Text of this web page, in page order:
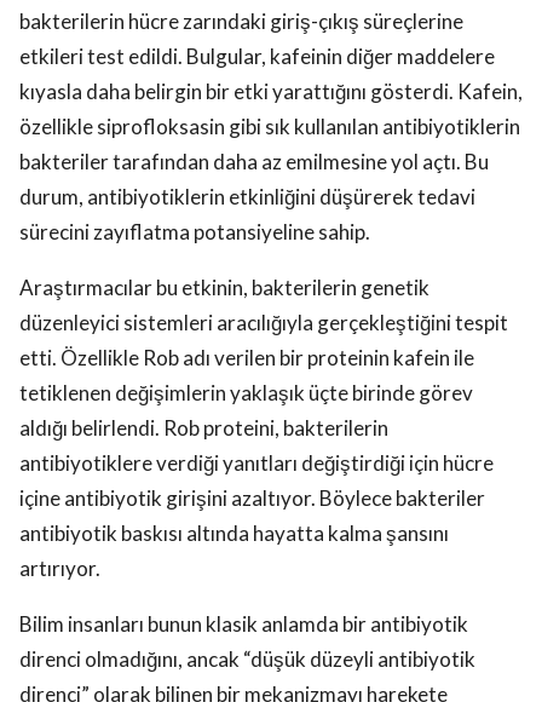
bakterilerin hücre zarındaki giriş-çıkış süreçlerine
etkileri test edildi. Bulgular, kafeinin diğer maddelere
kıyasla daha belirgin bir etki yarattığını gösterdi. Kafein,
özellikle siprofloksasin gibi sık kullanılan antibiyotiklerin
bakteriler tarafından daha az emilmesine yol açtı. Bu
durum, antibiyotiklerin etkinliğini düşürerek tedavi
sürecini zayıflatma potansiyeline sahip.
Araştırmacılar bu etkinin, bakterilerin genetik
düzenleyici sistemleri aracılığıyla gerçekleştiğini tespit
etti. Özellikle Rob adı verilen bir proteinin kafein ile
tetiklenen değişimlerin yaklaşık üçte birinde görev
aldığı belirlendi. Rob proteini, bakterilerin
antibiyotiklere verdiği yanıtları değiştirdiği için hücre
içine antibiyotik girişini azaltıyor. Böylece bakteriler
antibiyotik baskısı altında hayatta kalma şansını
artırıyor.
Bilim insanları bunun klasik anlamda bir antibiyotik
direnci olmadığını, ancak “düşük düzeyli antibiyotik
direnci” olarak bilinen bir mekanizmayı harekete